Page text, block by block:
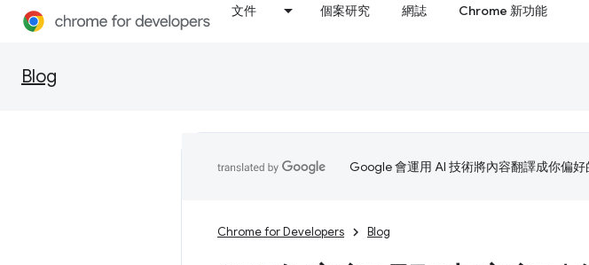
文件 個案研究 網誌 Chrome 新功能
Blog
Google 會運用 AI 技術將內容翻譯成你偏好
Chrome for Developers Blog